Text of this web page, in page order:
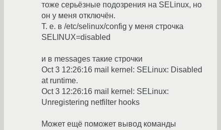
тоже серьёзные подозрения на SELinux, но
он у меня отключён.
Т. е. в /etc/selinux/config у меня строчка
SELINUX=disabled
и в messages такие строчки
Oct 3 12:26:16 mail kernel: SELinux: Disabled
at runtime.
Oct 3 12:26:16 mail kernel: SELinux:
Unregistering netfilter hooks
Может ещё поможет вывод команды